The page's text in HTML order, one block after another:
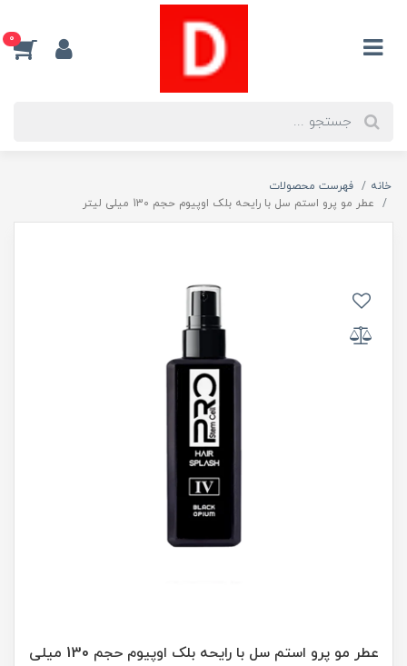
0
خانه
فهرست محصولات
عطر مو پرو استم سل با رایحه بلک اوپیوم حجم 130 میلی لیتر
عطر مو پرو استم سل با رایحه بلک اوپیوم حجم 130 میلی